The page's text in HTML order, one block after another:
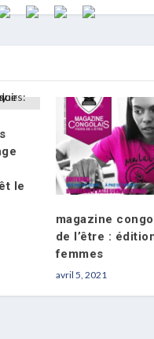
le
magazine
de l’être :
femmes
avril 5, 2021